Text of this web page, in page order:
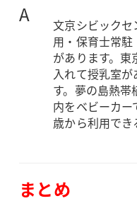
A
文京シビック
用・保育士常
があります。東
入れて授乳室
す。夢の島熱
内をベビーカー
歳から利用でき
まとめ